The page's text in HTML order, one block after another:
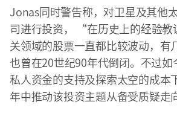
Jonas同时警告称，对卫星及其他
司进行投资， “在历史上的经验
关领域的股票一直都比较波动，有
也曾在20世纪90年代倒闭。不过
私人资金的支持及探索太空的成本
年中推动该投资主题从备受质疑走